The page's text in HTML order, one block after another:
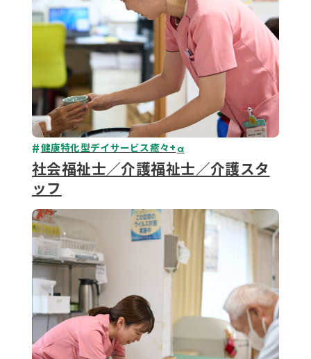
健康特化型デイサービス癒々+α
社会福祉士／介護福祉士／介護スタ
ッフ